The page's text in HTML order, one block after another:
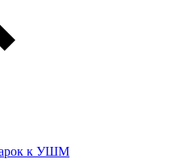
к УШМ